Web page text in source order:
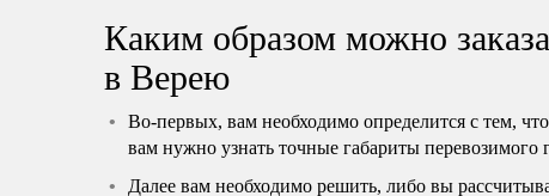
Каким образом можно
в Верею
Во-первых, вам необходимо определится с тем,
вам нужно узнать точные габариты перевозимого
Далее вам необходимо решить, либо вы